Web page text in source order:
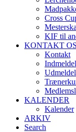
Cross
KIF til
KONTAKT OS
Kontakt
KALENDER
Kalender
ARKIV
Search